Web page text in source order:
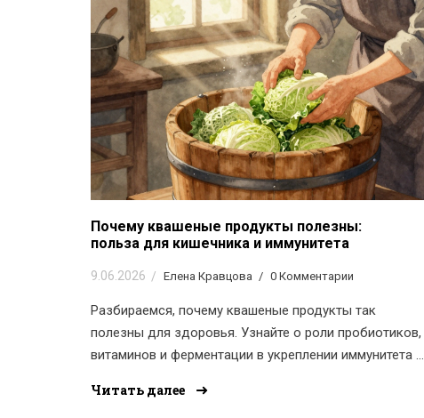
Почему квашеные продукты полезны:
польза для кишечника и иммунитета
9.06.2026 Елена Кравцова 0 Комментарии
Разбираемся, почему квашеные продукты так
полезны для здоровья. Узнайте о роли пробиотиков,
витаминов и ферментации в укреплении иммунитета и
Читать далее